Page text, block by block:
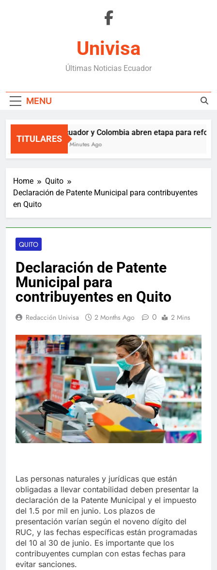
Univisa
Últimas Noticias Ecuador
MENU
TITULARES
Ecuador y Colombia abren etapa para
54 Minutes Ago
Home
Quito
Declaración de Patente Municipal para contribuyentes
en Quito
QUITO
Declaración de Patente
Municipal para
contribuyentes en Quito
Redacción Univisa 2 Months Ago 0 2 Mins
Las personas naturales y jurídicas que están
obligadas a llevar contabilidad deben presentar la
declaración de la Patente Municipal y el impuesto
del 1.5 por mil en junio. Los plazos de
presentación varían según el noveno dígito del
RUC, y las fechas específicas están programadas
del 10 al 30 de junio. Es importante que los
contribuyentes cumplan con estas fechas para
evitar sanciones.